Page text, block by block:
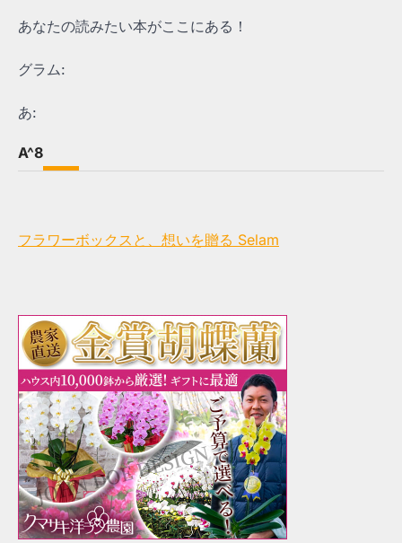
あなたの読みたい本がここにある！
グラム:
あ:
A^8
フラワーボックスと、想いを贈る Selam